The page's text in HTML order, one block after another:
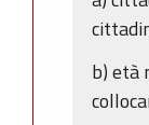
b) età